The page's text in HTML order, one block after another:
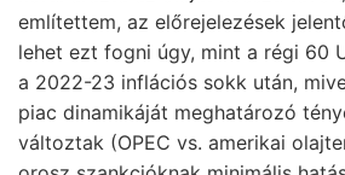
említettem, az előrejelezések
lehet ezt fogni úgy, mint a régi 60
a 2022-23 inflációs sokk után,
piac dinamikáját meghatározó
változtak (OPEC vs. amerikai